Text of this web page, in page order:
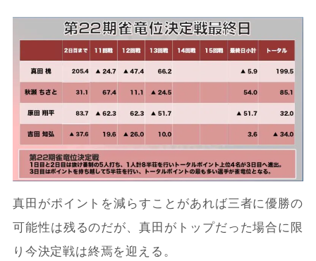
真田がポイントを減らすことがあれば三者に優勝の
可能性は残るのだが、真田がトップだった場合に限
り今決定戦は終焉を迎える。